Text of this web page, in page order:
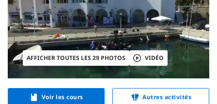
AFFICHER TOUTES LES 29 PHOTOS VIDÉO
Voir les cours Autres activités